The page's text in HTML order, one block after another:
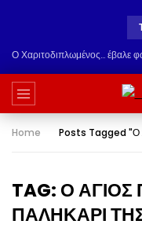
Home Posts Tagged "Ο
TAG: Ο ΑΓΙΟΣ
ΠΑΛΗΚΆΡΙ